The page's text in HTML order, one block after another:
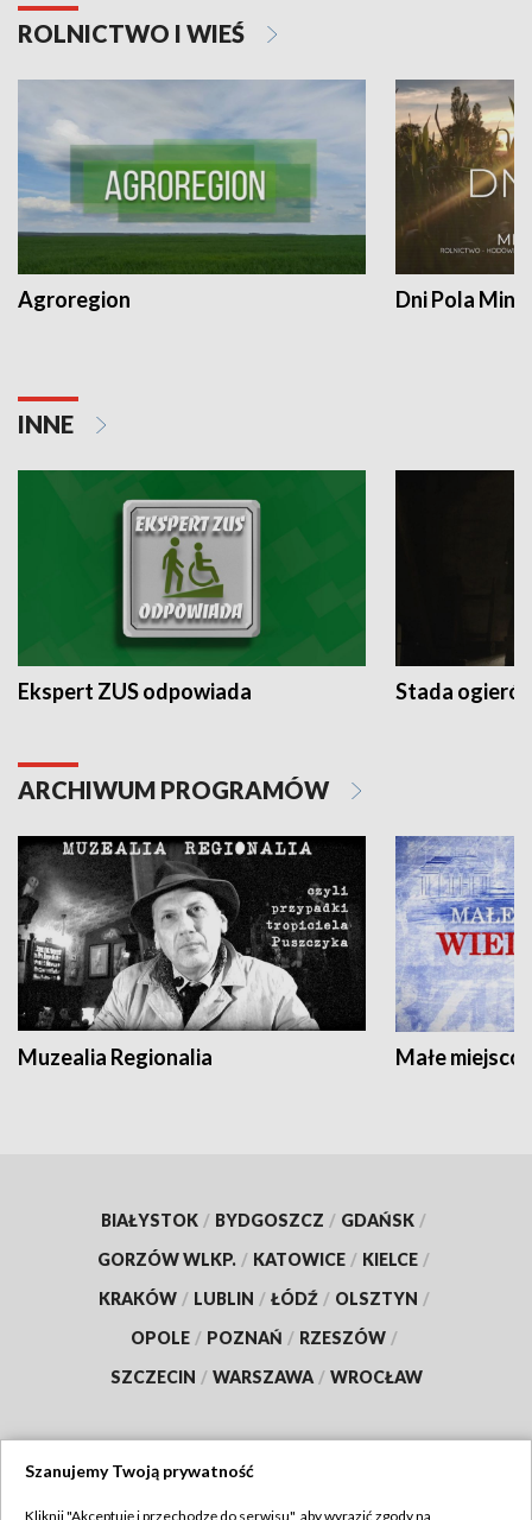
ROLNICTWO I WIEŚ
Agroregion Dni Pola
INNE
Ekspert ZUS odpowiada Stada
ARCHIWUM PROGRAMÓW
Muzealia Regionalia Małe
BIAŁYSTOK / BYDGOSZCZ / GDAŃSK /
GORZÓW WLKP. / KATOWICE / KIELCE /
KRAKÓW / LUBLIN / ŁÓDŹ / OLSZTYN /
OPOLE / POZNAŃ / RZESZÓW /
SZCZECIN / WARSZAWA / WROCŁAW
Szanujemy Twoją prywatność
Kliknij "Akceptuję i przechodzę do serwisu", aby wyrazić zgody na